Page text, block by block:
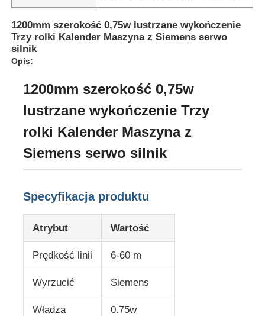
1200mm szerokość 0,75w lustrzane wykończenie
Trzy rolki Kalender Maszyna z Siemens serwo
silnik
Opis:
1200mm szerokość 0,75w
lustrzane wykończenie Trzy
rolki Kalender Maszyna z
Siemens serwo silnik
Specyfikacja produktu
Atrybut Wartość
Prędkość linii 6-60 m
Wyrzucić Siemens
Władza 0.75w